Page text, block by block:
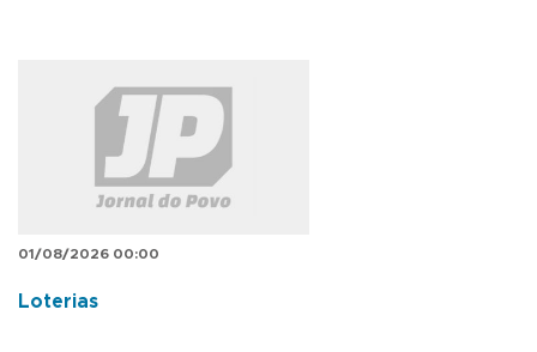
01/08/2026 00:00
Loterias